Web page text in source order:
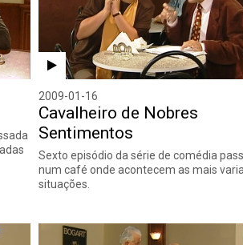
2009-01-16
Cavalheiro de Nobres
Sentimentos
Sexto episódio da série de comédia
num café onde acontecem as mais
situações.